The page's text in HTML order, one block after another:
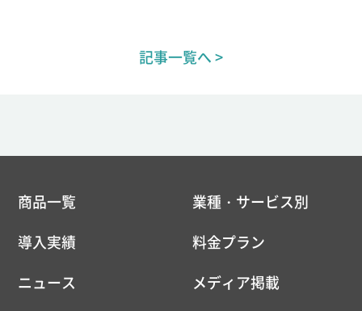
記事一覧へ >
商品一覧
業種・サービス別
導入実績
料金プラン
ニュース
メディア掲載